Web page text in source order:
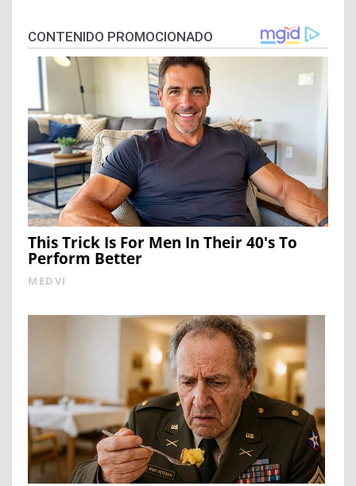
CONTENIDO PROMOCIONADO
This Trick Is For Men In Their 40's To
Perform Better
MEDVI